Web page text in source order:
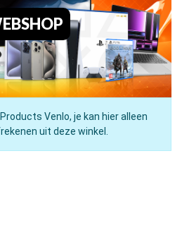
Venlo, je kan hier alleen
uit deze winkel.